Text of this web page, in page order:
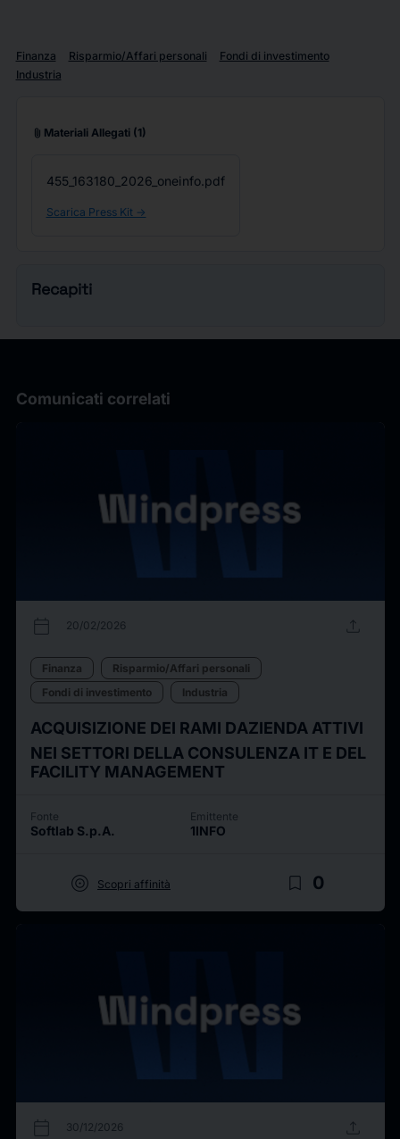
Finanza Risparmio/Affari personali
Fondi di investimento
Industria
attach_file Materiali Allegati(1)
455_163180_2026_oneinfo.pdf
Scarica Press Kit ->
Recapiti
Comunicati correlati
calendar_today 20/02/2026 upload
Finanza
Risparmio/Affari personali
Fondi di investimento
Industria
ACQUISIZIONE DEI RAMI DAZIENDA ATTIVI
NEI SETTORI DELLA CONSULENZA IT E DEL
FACILITY MANAGEMENT
Fonte
Softlab S.p.A.
Emittente
1INFO
target Scopri affinità bookmark_border 0
calendar_today 30/12/2026 upload